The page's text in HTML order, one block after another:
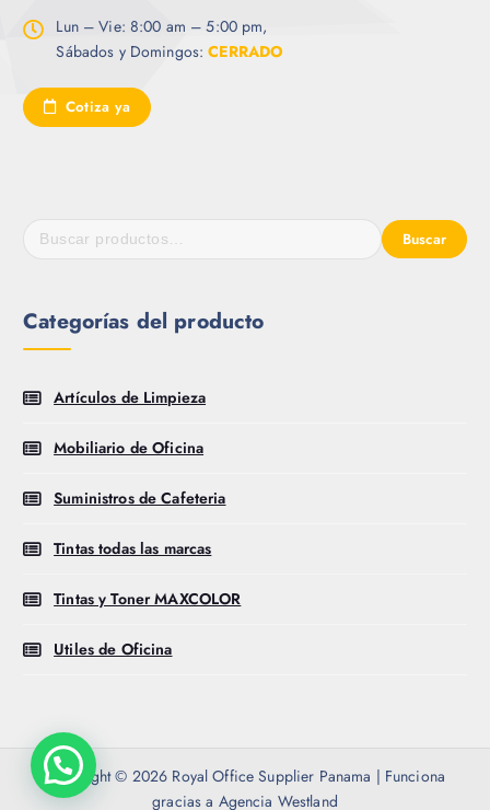
Lun – Vie: 8:00 am – 5:00 pm,
Sábados y Domingos:CERRADO
Cotiza ya
Buscar
Categorías del producto
Artículos de Limpieza
Mobiliario de Oficina
Suministros de Cafeteria
Tintas todas las marcas
Tintas y Toner MAXCOLOR
Utiles de Oficina
Copyright © 2026 Royal Office Supplier Panama | Funciona
gracias a Agencia Westland